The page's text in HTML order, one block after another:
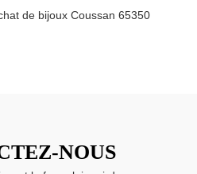
de bijoux Coussan 65350
NOUS